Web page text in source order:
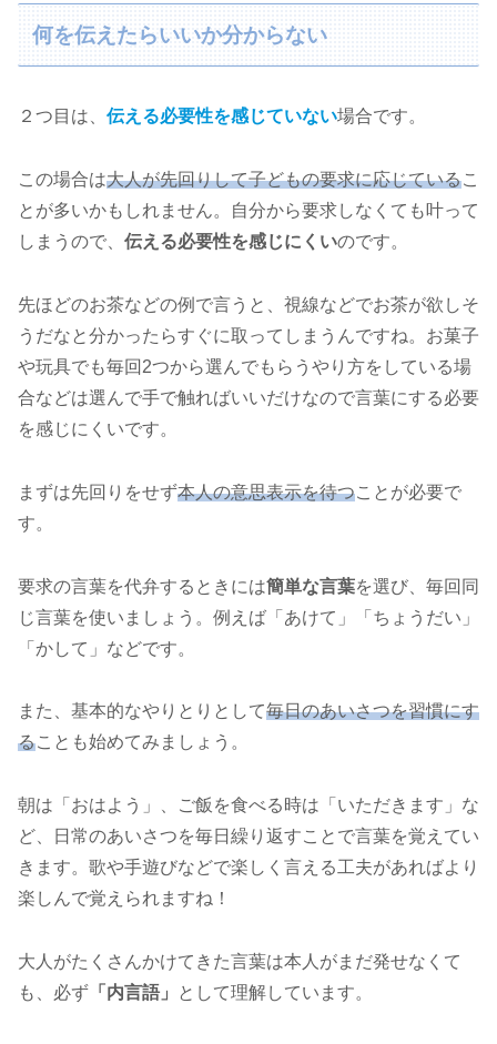
何を伝えたらいいか分からない
２つ目は、 伝える必要性を感じていない場合です。
この場合は大人が先回りして子どもの要求に応じているこ
とが多いかもしれません。自分から要求しなくても叶って
しまうので、 伝える必要性を感じにくいのです。
先ほどのお茶などの例で言うと、視線などでお茶が欲しそ
うだなと分かったらすぐに取ってしまうんですね。お菓子
や玩具でも毎回2つから選んでもらうやり方をしている場
合などは選んで手で触ればいいだけなので言葉にする必要
を感じにくいです。
まずは先回りをせず本人の意思表示を待つことが必要で
す。
要求の言葉を代弁するときには簡単な言葉を選び、毎回同
じ言葉を使いましょう。例えば「あけて」「ちょうだい」
「かして」などです。
また、基本的なやりとりとして毎日のあいさつを習慣にす
ることも始めてみましょう。
朝は「おはよう」、ご飯を食べる時は「いただきます」な
ど、日常のあいさつを毎日繰り返すことで言葉を覚えてい
きます。歌や手遊びなどで楽しく言える工夫があればより
楽しんで覚えられますね！
大人がたくさんかけてきた言葉は本人がまだ発せなくて
も、必ず 「内言語」 として理解しています。